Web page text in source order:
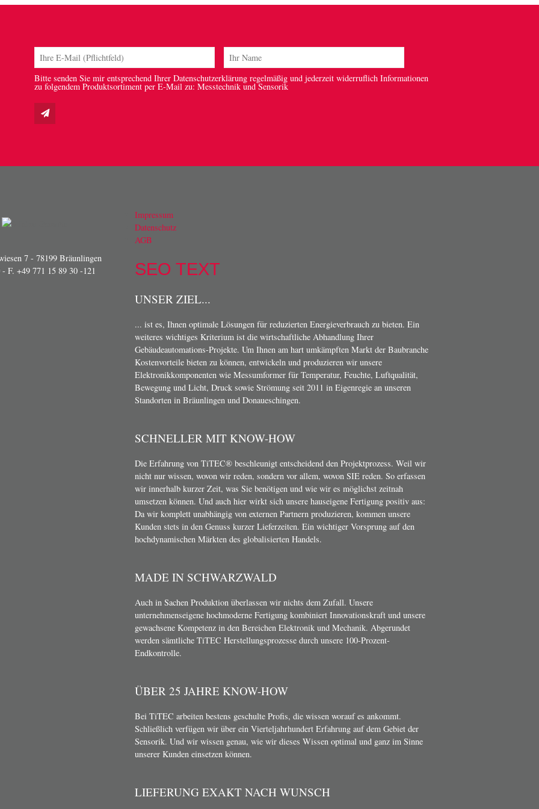
Bitte senden Sie mir entsprechend Ihrer Datenschutzerklärung regelmäßig und jederzeit widerruflich Informationen
zu folgendem Produktsortiment per E-Mail zu: Messtechnik und Sensorik
7 - 78199 Bräunlingen
- F. +49 771 15 89 30 -121
Impressum
Datenschutz
AGB
SEO TEXT
UNSER ZIEL...
... ist es, Ihnen optimale Lösungen für reduzierten Energieverbrauch zu bieten. Ein
weiteres wichtiges Kriterium ist die wirtschaftliche Abhandlung Ihrer
Gebäudeautomations-Projekte. Um Ihnen am hart umkämpften Markt der Baubranche
Kostenvorteile bieten zu können, entwickeln und produzieren wir unsere
Elektronikkomponenten wie Messumformer für Temperatur, Feuchte, Luftqualität,
Bewegung und Licht, Druck sowie Strömung seit 2011 in Eigenregie an unseren
Standorten in Bräunlingen und Donaueschingen.
SCHNELLER MIT KNOW-HOW
Die Erfahrung von TiTEC® beschleunigt entscheidend den Projektprozess. Weil wir
nicht nur wissen, wovon wir reden, sondern vor allem, wovon SIE reden. So erfassen
wir innerhalb kurzer Zeit, was Sie benötigen und wie wir es möglichst zeitnah
umsetzen können. Und auch hier wirkt sich unsere hauseigene Fertigung positiv aus:
Da wir komplett unabhängig von externen Partnern produzieren, kommen unsere
Kunden stets in den Genuss kurzer Lieferzeiten. Ein wichtiger Vorsprung auf den
hochdynamischen Märkten des globalisierten Handels.
MADE IN SCHWARZWALD
Auch in Sachen Produktion überlassen wir nichts dem Zufall. Unsere
unternehmenseigene hochmoderne Fertigung kombiniert Innovationskraft und unsere
gewachsene Kompetenz in den Bereichen Elektronik und Mechanik. Abgerundet
werden sämtliche TiTEC Herstellungsprozesse durch unsere 100-Prozent-
Endkontrolle.
ÜBER 25 JAHRE KNOW-HOW
Bei TiTEC arbeiten bestens geschulte Profis, die wissen worauf es ankommt.
Schließlich verfügen wir über ein Vierteljahrhundert Erfahrung auf dem Gebiet der
Sensorik. Und wir wissen genau, wie wir dieses Wissen optimal und ganz im Sinne
unserer Kunden einsetzen können.
LIEFERUNG EXAKT NACH WUNSCH